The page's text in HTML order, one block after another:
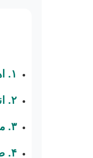
۱. اهمیت و جایگاه پایان‌نامه در برنامه‌ریزی شهری: از تئوری تا عمل
۲. انتخاب موضوعی نوآورانه و کاربردی: کلید یک پژوهش موفق
۳. مبانی نظری و مرور ادبیات: سنگ بنای هر پژوهش علمی
۴. طراحی روش‌شناسی تحقیق: از جمع‌آوری تا تحلیل داده‌های پیچیده